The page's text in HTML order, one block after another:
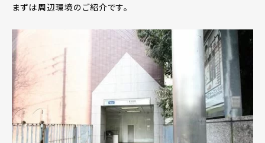
まずは周辺環境のご紹介です。